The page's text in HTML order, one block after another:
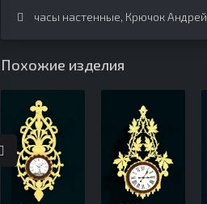
часы настенные, Крючок Андрей
Похожие изделия